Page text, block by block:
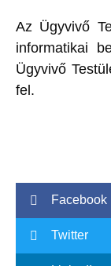
Az Ügyvivő
informatikai
Ügyvivő
fel.
Facebook
Twitter